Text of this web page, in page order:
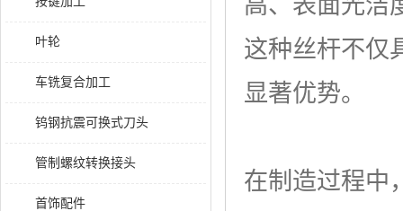
叶轮
车铣复合加工
钨钢抗震可换式刀头
管制螺纹转换接头
首饰配件
高、表面光洁
这种丝杆不仅
显著优势。
在制造过程中